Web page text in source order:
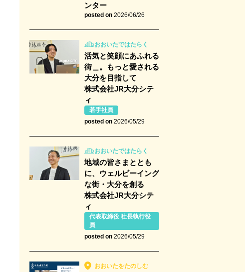
ンター
posted on 2026/06/26
おおいたではたらく
活気と笑顔にあふれる
街＿。もっと愛される
大分を目指して
株式会社JR大分シテ
ィ
若手社員
posted on 2026/05/29
おおいたではたらく
地域の皆さまととも
に、ウェルビーイング
な街・大分を創る
株式会社JR大分シテ
ィ
代表取締役 社長執行役
員
posted on 2026/05/29
おおいたをたのしむ